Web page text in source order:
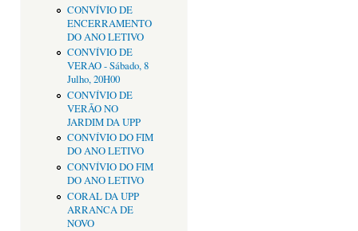
CONVÍVIO DE
ENCERRAMENTO
DO ANO LETIVO
CONVÍVIO DE
VERAO - Sábado, 8
Julho, 20H00
CONVÍVIO DE
VERÃO NO
JARDIM DA UPP
CONVÍVIO DO FIM
DO ANO LETIVO
CONVÍVIO DO FIM
DO ANO LETIVO
CORAL DA UPP
ARRANCA DE
NOVO